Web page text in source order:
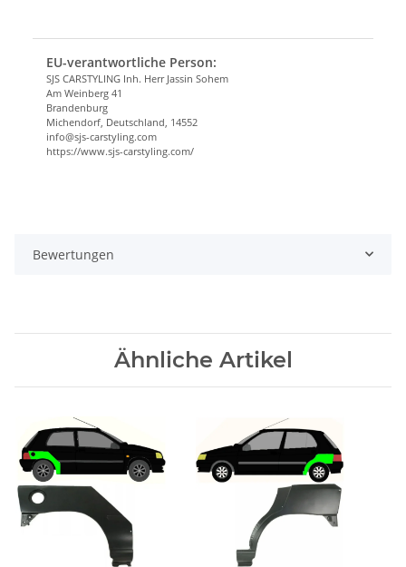
EU-verantwortliche Person:
SJS CARSTYLING Inh. Herr Jassin Sohem
Am Weinberg 41
Brandenburg
Michendorf, Deutschland, 14552
info@sjs-carstyling.com
https://www.sjs-carstyling.com/
Bewertungen
Ähnliche Artikel